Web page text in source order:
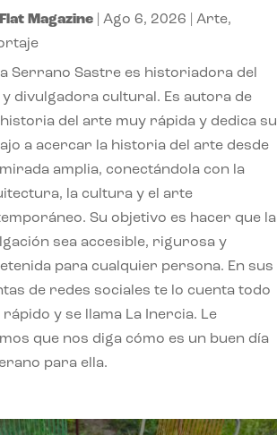
Flat Magazine |Ago 6, 2026 |Arte,
Serrano Sastre es historiadora del
divulgadora cultural. Es autora de
historia del arte muy rápida y dedica su
a acercar la historia del arte desde
amplia, conectándola con la
la cultura y el arte
Su objetivo es hacer que la
sea accesible, rigurosa y
para cualquier persona. En sus
de redes sociales te lo cuenta todo
rápido y se llama La Inercia. Le
que nos diga cómo es un buen día
para ella.